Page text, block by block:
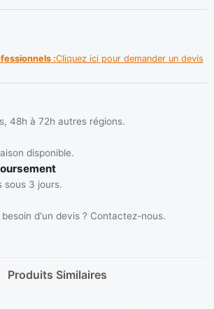
:Cliquez ici pour demander un devis
48h à 72h autres régions.
disponible.
sous 3 jours.
d'un devis ? Contactez-nous.
Produits Similaires